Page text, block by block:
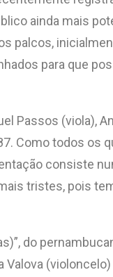
ainda mais
palcos,
para que
Passos (viola),
Como todos
consiste
tristes, pois
do